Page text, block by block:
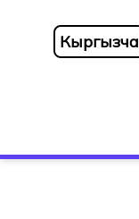
содержимому
Кыргызча